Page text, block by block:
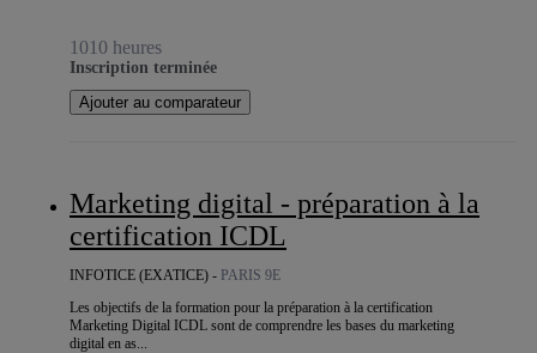
1010 heures
Inscription terminée
Ajouter au comparateur
Marketing digital - préparation à la
certification ICDL
INFOTICE (EXATICE) - PARIS 9E
Les objectifs de la formation pour la préparation à la certification
Marketing Digital ICDL sont de comprendre les bases du marketing
digital en as...